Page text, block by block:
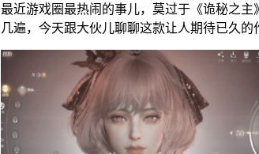
最近游戏圈最热闹的事儿，莫过于《诡秘之
几遍，今天跟大伙儿聊聊这款让人期待已久的